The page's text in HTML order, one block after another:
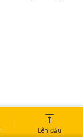
Lên đầu